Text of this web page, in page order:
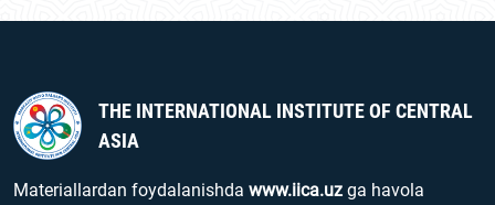
THE INTERNATIONAL INSTITUTE OF CENTRAL
ASIA
Materiallardan foydalanishda www.iica.uz ga havola